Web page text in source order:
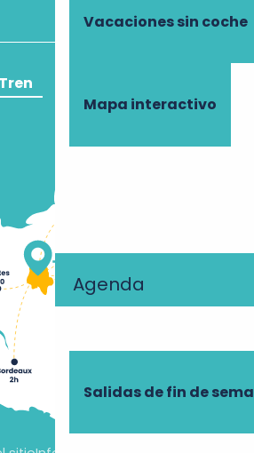
Vacaciones sin coche
Mapa interactivo
Agenda
Salidas de fin de
Tren